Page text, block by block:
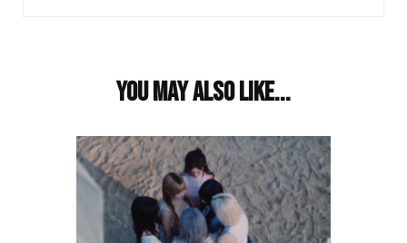
You may also like...